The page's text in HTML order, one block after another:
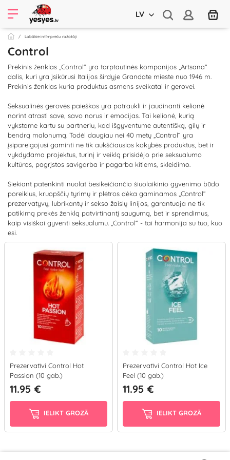
LV
Labākie intīmpreču ražotāji
Control
Prekinis ženklas „Control“ yra tarptautinės kompanijos „Artsana“
dalis, kuri yra įsikūrusi Italijos širdyje Grandate mieste nuo 1946 m. ​​
Prekinis ženklas kuria produktus asmens sveikatai ir gerovei.
Seksualinės gerovės paieškos yra patraukli ir jaudinanti kelionė
norint atrasti save, savo norus ir emocijas. Tai kelionė, kurią
vykstame kartu su partneriu, kad išgyventume autentišką, gilų ir
bendrą malonumą. Todėl daugiau nei 40 metų „Control“ yra
įsipareigojusi gaminti ne tik aukščiausios kokybės produktus, bet ir
vykdydama projektus, turinį ir veiklą prisidėjo prie seksualumo
kultūros, pagrįstos savigarba ir pagarba kitiems, skleidimo.
Siekiant patenkinti nuolat besikeičiančio šiuolaikinio gyvenimo būdo
poreikius, kruopščių tyrimų ir plėtros dėka gaminamos „Control“
prezervatyvų, lubrikantų ir sekso žaislų linijos, garantuoja ne tik
patikimą prekės ženklą patvirtinantį saugumą, bet ir sprendimus,
kaip visiškai gyventi seksualumu. „Control“ - tai harmonija su tuo, kuo
esi.
Prezervatīvi Control Hot
Passion (10 gab.)
11.95 €
IELIKT GROZĀ
Prezervatīvi Control Hot Ice
Feel (10 gab.)
11.95 €
IELIKT GROZĀ